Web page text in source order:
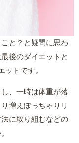
と？と疑問に思わ
後のダイエットと
ットです。
、一時は体重が落
増えぽっちゃりリ
に取り組むなどの